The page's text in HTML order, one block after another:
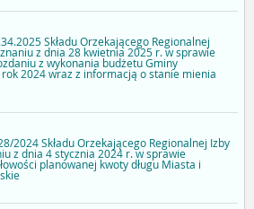
Składu Orzekającego Regionalnej
z dnia 28 kwietnia 2025 r. w sprawie
z wykonania budżetu Gminy
2024 wraz z informacją o stanie mienia
2024 Składu Orzekającego Regionalnej Izby
z dnia 4 stycznia 2024 r. w sprawie
planowanej kwoty długu Miasta i